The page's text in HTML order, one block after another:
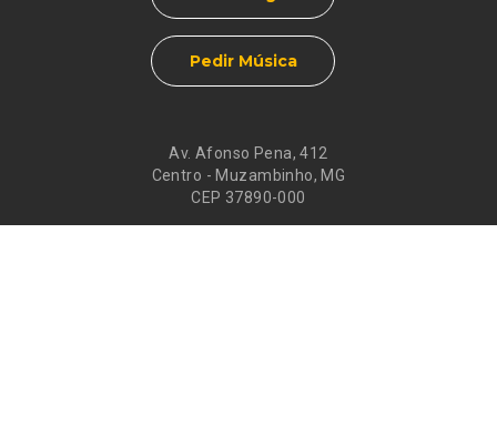
Av. Afonso Pena, 412
Centro - Muzambinho, MG
CEP 37890-000
Pedir Música